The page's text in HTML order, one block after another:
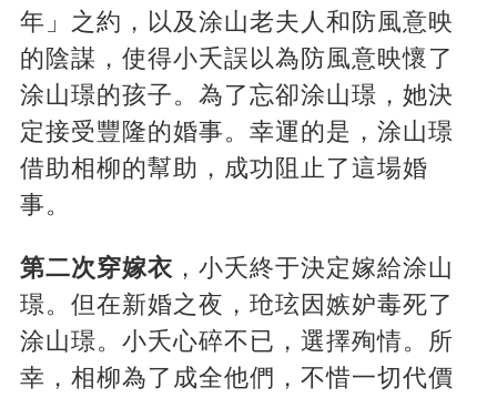
年」之約，以及涂山老夫人和防風意映
的陰謀，使得小夭誤以為防風意映懷了
涂山璟的孩子。為了忘卻涂山璟，她決
定接受豐隆的婚事。幸運的是，涂山璟
借助相柳的幫助，成功阻止了這場婚
事。
第二次穿嫁衣 ，小夭終于決定嫁給涂山
璟。但在新婚之夜，玱玹因嫉妒毒死了
涂山璟。小夭心碎不已，選擇殉情。所
幸，相柳為了成全他們，不惜一切代價